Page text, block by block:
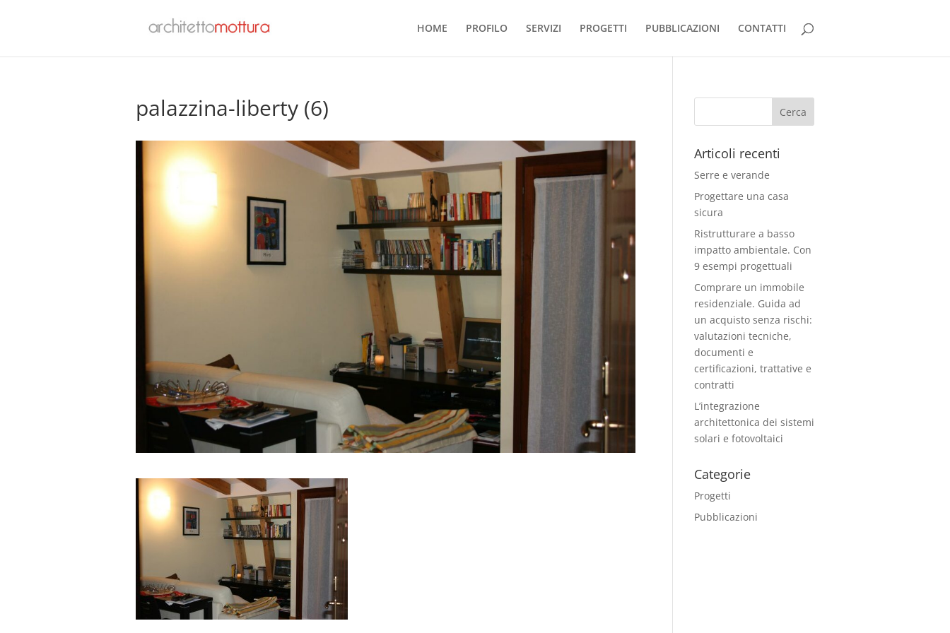
HOME PROFILO SERVIZI PROGETTI PUBBLICAZIONI CONTATTI
palazzina-liberty (6)
Articoli recenti
Serre e verande
Progettare una casa
sicura
Ristrutturare a basso
impatto ambientale. Con
9 esempi progettuali
Comprare un immobile
residenziale. Guida ad
un acquisto senza rischi:
valutazioni tecniche,
documenti e
certificazioni, trattative e
contratti
L’integrazione
architettonica dei sistemi
solari e fotovoltaici
Categorie
Progetti
Pubblicazioni